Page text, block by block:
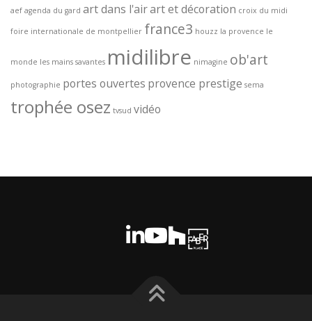
aef agenda du gard art dans l'airart et décoration croix du midi
foire internationale de montpellier france3 houzz la provence le
monde les mains savantes midilibre nimagine ob'art
photographie portes ouvertes provence prestige sema
trophée osez tvsud vidéo